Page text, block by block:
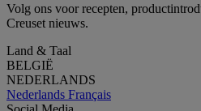
Volg ons voor recepten,
Creuset nieuws.
Land & Taal
BELGIË
NEDERLANDS
Nederlands Français